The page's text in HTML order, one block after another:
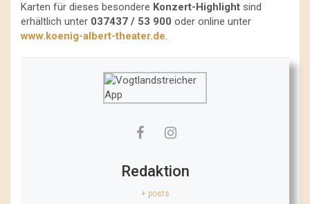
Karten für dieses besondere Konzert-Highlight sind
erhältlich unter 037437 / 53 900 oder online unter
www.koenig-albert-theater.de.
Redaktion
+ posts